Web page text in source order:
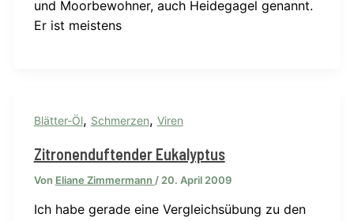
und Moorbewohner, auch Heidegagel genannt.
Er ist meistens
Blätter-Öl, Schmerzen, Viren
Zitronenduftender Eukalyptus
Von Eliane Zimmermann / 20. April 2009
Ich habe gerade eine Vergleichsübung zu den